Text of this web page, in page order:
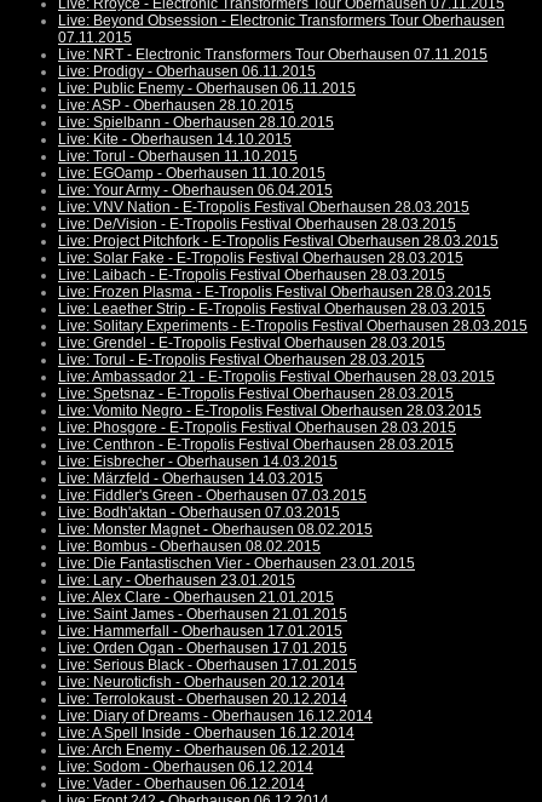
Live: Rroyce - Electronic Transformers Tour Oberhausen 07.11.2015
Live: Beyond Obsession - Electronic Transformers Tour Oberhausen
07.11.2015
Live: NRT - Electronic Transformers Tour Oberhausen 07.11.2015
Live: Prodigy - Oberhausen 06.11.2015
Live: Public Enemy - Oberhausen 06.11.2015
Live: ASP - Oberhausen 28.10.2015
Live: Spielbann - Oberhausen 28.10.2015
Live: Kite - Oberhausen 14.10.2015
Live: Torul - Oberhausen 11.10.2015
Live: EGOamp - Oberhausen 11.10.2015
Live: Your Army - Oberhausen 06.04.2015
Live: VNV Nation - E-Tropolis Festival Oberhausen 28.03.2015
Live: De/Vision - E-Tropolis Festival Oberhausen 28.03.2015
Live: Project Pitchfork - E-Tropolis Festival Oberhausen 28.03.2015
Live: Solar Fake - E-Tropolis Festival Oberhausen 28.03.2015
Live: Laibach - E-Tropolis Festival Oberhausen 28.03.2015
Live: Frozen Plasma - E-Tropolis Festival Oberhausen 28.03.2015
Live: Leaether Strip - E-Tropolis Festival Oberhausen 28.03.2015
Live: Solitary Experiments - E-Tropolis Festival Oberhausen 28.03.2015
Live: Grendel - E-Tropolis Festival Oberhausen 28.03.2015
Live: Torul - E-Tropolis Festival Oberhausen 28.03.2015
Live: Ambassador 21 - E-Tropolis Festival Oberhausen 28.03.2015
Live: Spetsnaz - E-Tropolis Festival Oberhausen 28.03.2015
Live: Vomito Negro - E-Tropolis Festival Oberhausen 28.03.2015
Live: Phosgore - E-Tropolis Festival Oberhausen 28.03.2015
Live: Centhron - E-Tropolis Festival Oberhausen 28.03.2015
Live: Eisbrecher - Oberhausen 14.03.2015
Live: Märzfeld - Oberhausen 14.03.2015
Live: Fiddler's Green - Oberhausen 07.03.2015
Live: Bodh'aktan - Oberhausen 07.03.2015
Live: Monster Magnet - Oberhausen 08.02.2015
Live: Bombus - Oberhausen 08.02.2015
Live: Die Fantastischen Vier - Oberhausen 23.01.2015
Live: Lary - Oberhausen 23.01.2015
Live: Alex Clare - Oberhausen 21.01.2015
Live: Saint James - Oberhausen 21.01.2015
Live: Hammerfall - Oberhausen 17.01.2015
Live: Orden Ogan - Oberhausen 17.01.2015
Live: Serious Black - Oberhausen 17.01.2015
Live: Neuroticfish - Oberhausen 20.12.2014
Live: Terrolokaust - Oberhausen 20.12.2014
Live: Diary of Dreams - Oberhausen 16.12.2014
Live: A Spell Inside - Oberhausen 16.12.2014
Live: Arch Enemy - Oberhausen 06.12.2014
Live: Sodom - Oberhausen 06.12.2014
Live: Vader - Oberhausen 06.12.2014